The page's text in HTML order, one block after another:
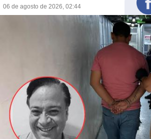
06 de agosto de 2026, 02:44